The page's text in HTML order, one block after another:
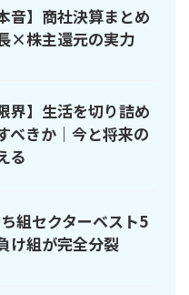
音】商社決算まとめ
×株主還元の実力
界】生活を切り詰め
べきか｜今と将来の
る
組セクターベスト5
け組が完全分裂